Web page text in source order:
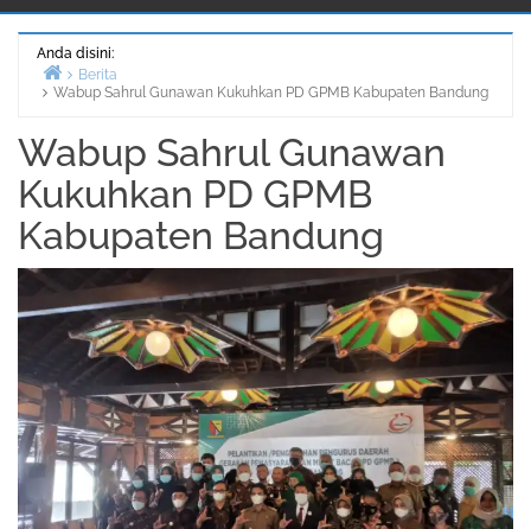
Anda disini:
Beranda
Berita
Wabup Sahrul Gunawan Kukuhkan PD GPMB Kabupaten Bandung
Wabup Sahrul Gunawan
Kukuhkan PD GPMB
Kabupaten Bandung